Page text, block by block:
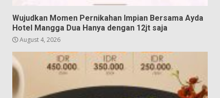
Wujudkan Momen Pernikahan Impian Bersama Ayda
Hotel Mangga Dua Hanya dengan 12jt saja
August 4, 2026